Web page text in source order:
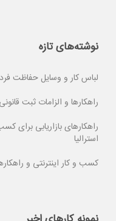
نوشته‌های تازه
لباس کار و وسایل حفاظت
راهکارها و الزامات ثبت
راهکارهای بازاریابی
استرالیا
کسب و کار اینترنتی و